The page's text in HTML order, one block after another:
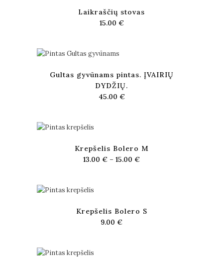
Laikraščių stovas
15.00 €
Gultas gyvūnams pintas. ĮVAIRIŲ
DYDŽIŲ.
45.00 €
Krepšelis Bolero M
13.00 € – 15.00 €
Krepšelis Bolero S
9.00 €